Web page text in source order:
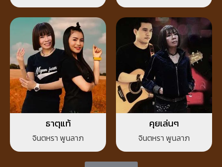
ธาตุแท้
จินตหรา พูนลาภ
คุยเล่นๆ
จินตหรา พูนลาภ